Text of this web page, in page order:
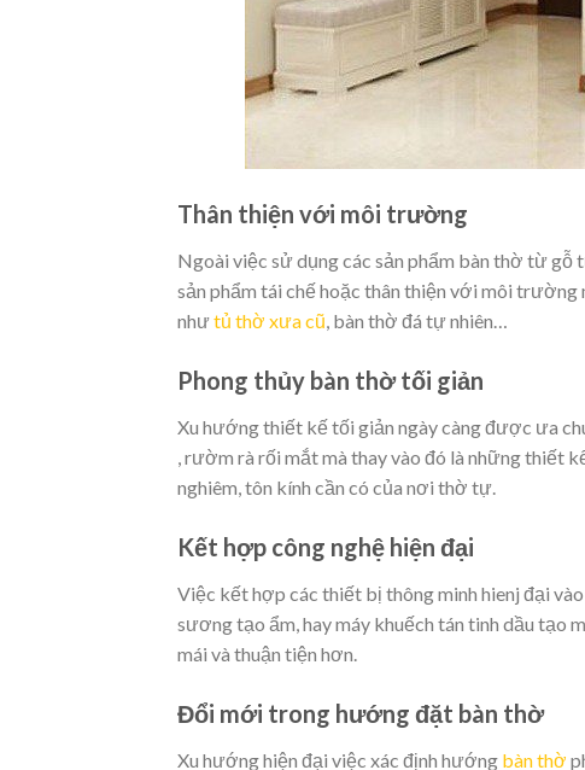
Thân thiện với môi trường
Ngoài việc sử dụng các sản phẩm bàn thờ từ gỗ
sản phẩm tái chế hoặc thân thiện với môi
nhưtủ thờ xưa cũ, bàn thờ đá tự nhiên…
Phong thủy bàn thờ tối giản
Xu hướng thiết kế tối giản ngày càng được ưa
, rườm rà rối mắt mà thay vào đó là những thiết
nghiêm, tôn kính cần có của nơi thờ tự.
Kết hợp công nghệ hiện đại
Việc kết hợp các thiết bị thông minh hienj đại
sương tạo ẩm, hay máy khuếch tán tinh dầu tạo
mái và thuận tiện hơn.
Đổi mới trong hướng đặt bàn thờ
Xu hướng hiện đại việc xác định hướng bàn thờ